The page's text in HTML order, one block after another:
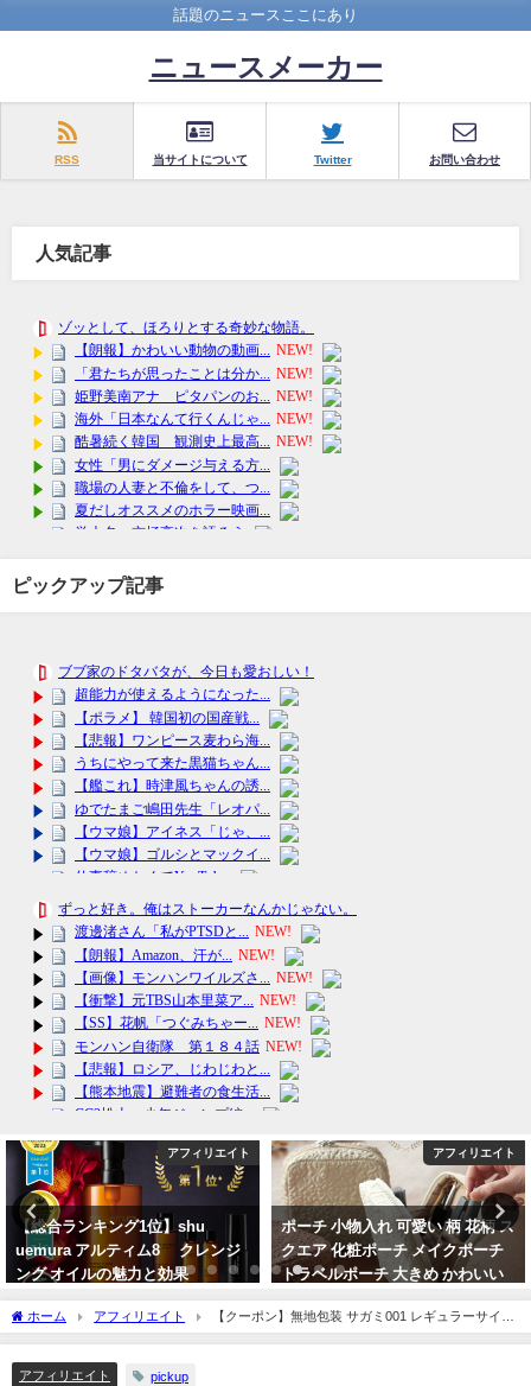
話題のニュースここにあり
ニュースメーカー
RSS 当サイトについて Twitter お問い合わせ
人気記事
ピックアップ記事
アフィリエイト
ポーチ 小物入れ 可愛い 柄 花柄 ス
クエア 化粧ポーチ メイクポーチ
トラベルポーチ 大きめ かわいい
おしゃれ コンパクト 縦型 収納 整
理 自立 大人っぽい 韓国 メイク
アフィリエイト
【スマホ】MOTOROLA moto
g50 5Gがリーズナブルでハイスペ
ック！256GBで２万円台！しかも
中国製ではないのが良い！
ホーム アフィリエイト
【クーポン】無地包装 サガミ001 レギュラーサイズ
3箱セット【相模ゴム/コンドーム】送料無料
アフィリエイト pickup